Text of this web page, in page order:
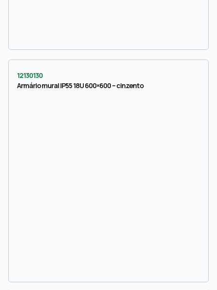
12130130
Armário mural IP55 18U 600×600 – cinzento